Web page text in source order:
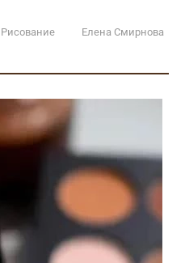
Рисование Елена Смирнова